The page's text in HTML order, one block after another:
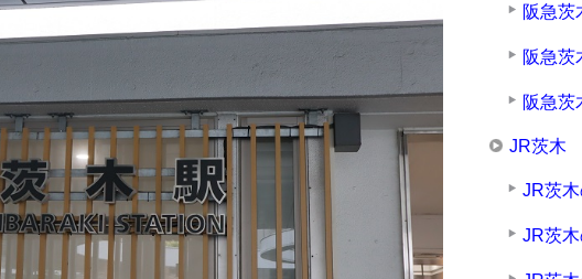
阪急茨
阪急茨
阪急茨
JR茨木
JR茨
JR茨